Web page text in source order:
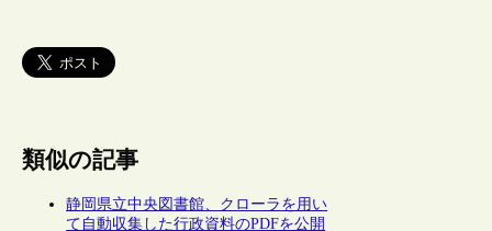
類似の記事
静岡県立中央図書館、クローラを用い
て自動収集した行政資料のPDFを公開